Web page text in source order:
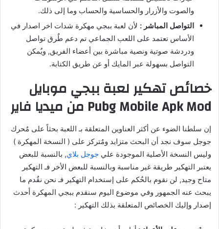
والصوت والأزرار والحساسية والحساب وما إلى ذلك.
التواصل المباشر : لأن لعبة ببجي مهكرة شدات اخر اصدار في
الأساس تعتمد على اللعب الجماعي تم دعم طٌرق تواصل
ودردشة صوتية ونصية مباشرة بين أعضاء الفريق, ويٌمكن
التواصل بسهولة عبر المايك أو عن طريق الكتابة.
خصائص تهكير لعبة ببجي موبايل
Pubg Mobile Apk Mod من ميديا فاير
إن سلطنا الضوء عن أكثر العناوين المتعلقة بـ اللعبة بحثاً على مٌحرك
جوجل سوف نجد أن البحث متزايد ومٌتركز على ( النسخة المهكرة )
وليس النسخة الأصلية الموجودة علي جوجل بلاي, بالنسبة للبعض
يعتبر التهكير طريقة غير مناسبة وبالنسبة للبعض الأخر فـ التهكير
متاح وجيد, لن نقوم بالحٌكم على إستخدام التهكير فـ نحن نقٌدم ما
يبحث عنه الجمهور وفي موضوع اليوم سنقدم ببجي المهكرة أحدث
إصدار وإليك الخصائص المتعلقة بذلك التهكير :